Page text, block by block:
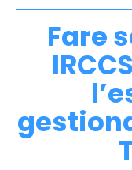
Fare